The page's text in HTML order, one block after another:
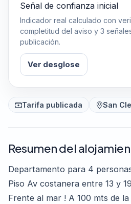
Señal de confianza inicial
Indicador real calculado con
completitud del aviso y 3
publicación.
Ver desglose
Tarifa publicada San
Resumen del
Departamento para 4
Piso Av costanera entre 13 y
Frente al mar ! A 100 mts de